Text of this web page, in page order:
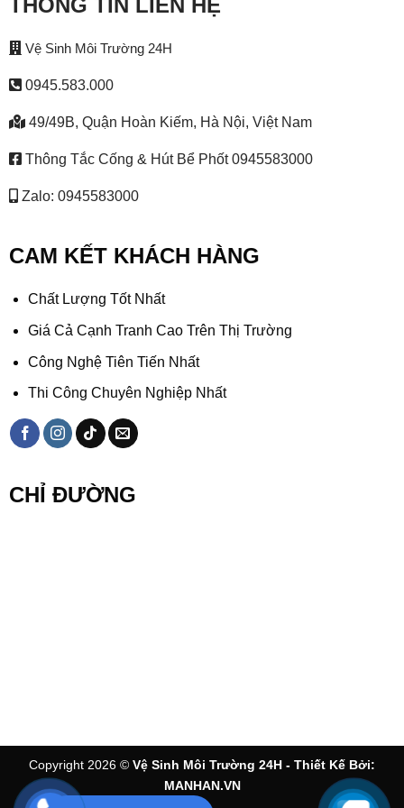
Vệ Sinh Môi Trường 24H
0945.583.000
49/49B, Quận Hoàn Kiếm, Hà Nội, Việt Nam
Thông Tắc Cống & Hút Bể Phốt 0945583000
Zalo: 0945583000
CAM KẾT KHÁCH HÀNG
Chất Lượng Tốt Nhất
Giá Cả Cạnh Tranh Cao Trên Thị Trường
Công Nghệ Tiên Tiến Nhất
Thi Công Chuyên Nghiệp Nhất
CHỈ ĐƯỜNG
Copyright 2026 © Vệ Sinh Môi Trường 24H - Thiết Kế Bởi:
MANHAN.VN